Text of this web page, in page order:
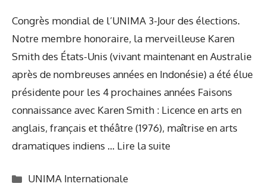
Congrès mondial de l’UNIMA 3-Jour des élections.
Notre membre honoraire, la merveilleuse Karen
Smith des États-Unis (vivant maintenant en Australie
après de nombreuses années en Indonésie) a été élue
présidente pour les 4 prochaines années Faisons
connaissance avec Karen Smith : Licence en arts en
anglais, français et théâtre (1976), maîtrise en arts
dramatiques indiens … Lire la suite
Catégories
UNIMA Internationale